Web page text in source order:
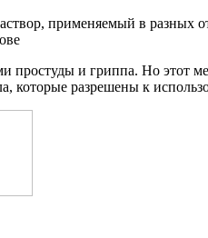
применяемый в разных
простуды и гриппа. Но этот
которые разрешены к